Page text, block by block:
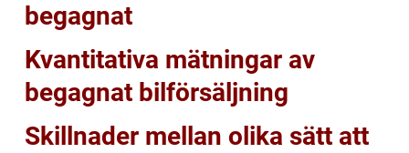
begagnat
Kvantitativa mätningar av
begagnat bilförsäljning
Skillnader mellan olika sätt att